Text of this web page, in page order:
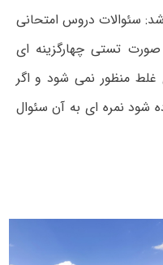
سئوالات دروس امتحانی
تستی چهارگزینه ای
منظور نمی شود و اگر
شود نمره ای به آن سئوال